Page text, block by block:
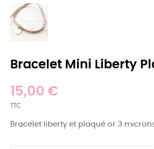
Bracelet Mini Liberty
15,00 €
TTC
Bracelet liberty et plaqué or 3